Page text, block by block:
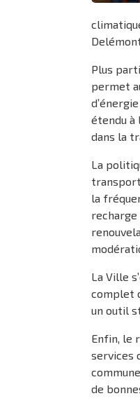
Plus
permet
étendu à
dans la
La
la
recharge
La Ville
complet
un outil
Enfin, le
services
de